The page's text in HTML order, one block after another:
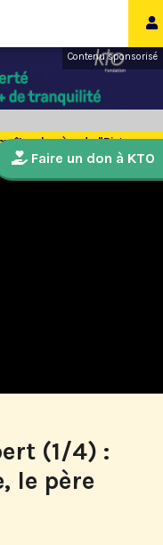
Contenu sponsorisé
le père du "Big
(1/4) :
le père
Faire un don à KTO